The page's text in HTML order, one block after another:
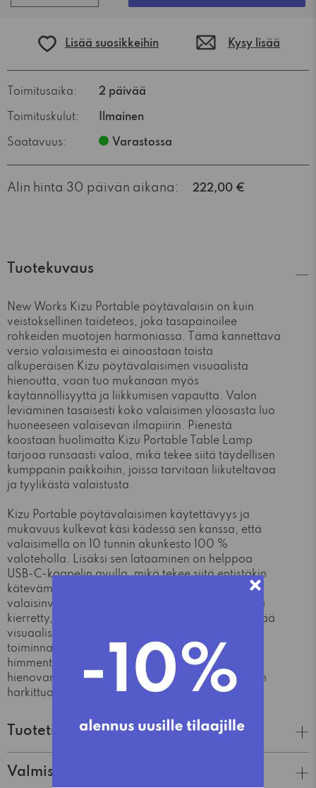
Lisää suosikkeihin Kysy lisää
Toimitusaika: 2 päivää
Toimituskulut: Ilmainen
Saatavuus: Varastossa
Alin hinta 30 päivän aikana: 222,00 €
Tuotekuvaus
New Works Kizu Portable pöytävalaisin on kuin
veistoksellinen taideteos, joka tasapainoilee
rohkeiden muotojen harmoniassa. Tämä kannettava
versio valaisimesta ei ainoastaan toista
alkuperäisen Kizu pöytävalaisimen visuaalista
hienoutta, vaan tuo mukanaan myös
käytännöllisyyttä ja liikkumisen vapautta. Valon
leviäminen tasaisesti koko valaisimen yläosasta luo
huoneeseen valaisevan ilmapiirin. Pienestä
koostaan huolimatta Kizu Portable Table Lamp
tarjoaa runsaasti valoa, mikä tekee siitä täydellisen
kumppanin paikkoihin, joissa tarvitaan liikuteltavaa
ja tyylikästä valaistusta.
Kizu Portable pöytävalaisimen käytettävyys ja
mukavuus kulkevat käsi kädessä sen kanssa, että
valaisimella on 10 tunnin akunkesto 100 %
valoteholla. Lisäksi sen lataaminen on helppoa
USB-C-kaapelin avulla, mikä tekee siitä entistäkin
kätevämmän ja monipuolisemman
valaisinvaihtoehdon. Valaisimen yläosassa oleva
kierretty, upotettu metallirengas ei ainoastaan lisää
visuaalista kiinnostavuutta, vaan toimii myös
toiminnallisena osana mahdollistaen valon
himmentämisen kolmeen eri tasoon. Tämä
hienovarainen yksityiskohta korostaa suunnittelun
harkittua taituruutta.
Tuotetiedot
Valmistaja